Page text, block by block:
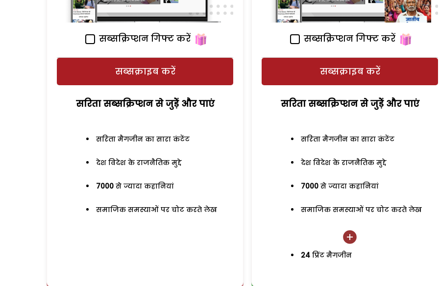
सब्सक्रिप्शन गिफ्ट करें
सब्सक्राइब करें
सरिता सब्सक्रिप्शन से जुड़ेें और पाएं
सरिता मैगजीन का सारा कंटेंट
देश विदेश के राजनैतिक मुद्दे
7000 से ज्यादा कहानियां
समाजिक समस्याओं पर चोट करते लेख
सब्सक्रिप्शन गिफ्ट करें
सब्सक्राइब करें
सरिता सब्सक्रिप्शन से जुड़ेें और पाएं
सरिता मैगजीन का सारा कंटेंट
देश विदेश के राजनैतिक मुद्दे
7000 से ज्यादा कहानियां
समाजिक समस्याओं पर चोट करते लेख
24 प्रिंट मैगजीन